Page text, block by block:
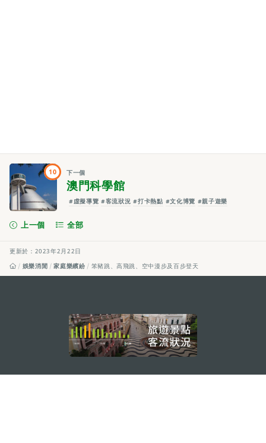
10 下一個
澳門科學館
#虛擬導覽 #客流狀況 #打卡熱點 #文化博覽 #親子遊樂
上一個 全部
更新於：2023年2月22日
娛樂消閒
家庭樂繽紛 笨豬跳、高飛跳、空中漫步及百步登天
external links